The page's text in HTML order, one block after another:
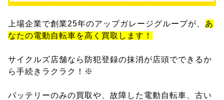
上場企業で創業25年のアップガレージグループが、 あ
なたの電動自転車を高く買取します！
サイクルズ店舗なら防犯登録の抹消が店頭でできるか
ら手続きラクラク！※
バッテリーのみの買取や、故障した電動自転車、古い